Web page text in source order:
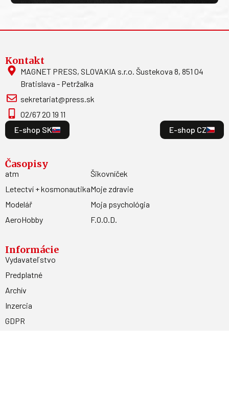
Kontakt
MAGNET PRESS, SLOVAKIA s.r.o. Šustekova 8, 851 04
Bratislava - Petržalka
sekretariat@press.sk
02/67 20 19 11
E-shop SK
E-shop CZ
Časopisy
atm
Letectví + kosmonautika
Modelář
AeroHobby
Šikovníček
Moje zdravie
Moja psychológia
F.O.O.D.
Informácie
Vydavateľstvo
Predplatné
Archív
Inzercia
GDPR